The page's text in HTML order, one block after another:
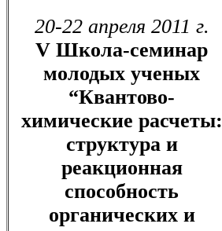
20-22 апреля 2011 г.
V Школа-семинар
молодых ученых
“Квантово-
химические расчеты:
структура и
реакционная
способность
органических и